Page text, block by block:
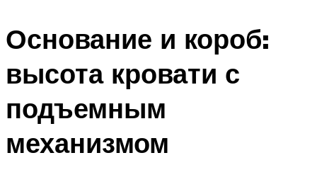
Основание и короб:
высота кровати с
подъемным
механизмом